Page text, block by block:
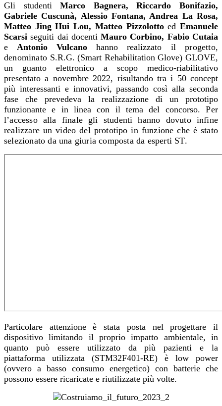
Gli studentiMarco Bagnera, Riccardo Bonifazio,
Gabriele Cuscunà, Alessio Fontana, Andrea La Rosa,
Matteo Jing Hui Lou, Matteo PizzolottoedEmanuele
Scarsi seguiti dai docentiMauro Corbino, Fabio Cutaia
eAntonio Vulcano hanno realizzato il progetto,
denominato S.R.G. (Smart Rehabilitation Glove) GLOVE,
un guanto elettronico a scopo medico-riabilitativo
presentato a novembre 2022, risultando tra i 50 concept
più interessanti e innovativi, passando così alla seconda
fase che prevedeva la realizzazione di un prototipo
funzionante e in linea con il tema del concorso. Per
l’accesso alla finale gli studenti hanno dovuto infine
realizzare un video del prototipo in funzione che è stato
selezionato da una giuria composta da esperti ST.
Particolare attenzione è stata posta nel progettare il
dispositivo limitando il proprio impatto ambientale, in
quanto può essere utilizzato da più pazienti e la
piattaforma utilizzata (STM32F401-RE) è low power
(ovvero a basso consumo energetico) con batterie che
possono essere ricaricate e riutilizzate più volte.